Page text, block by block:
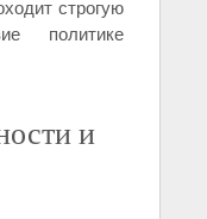
строгую
политике
и